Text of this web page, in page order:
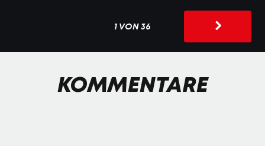
1 VON 36
KOMMENTARE